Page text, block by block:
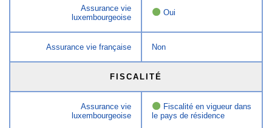
Assurance vie
luxembourgeoise
Oui
Assurance vie française Non
FISCALITÉ
Assurance vie
luxembourgeoise
Fiscalité en vigueur dans
le pays de résidence